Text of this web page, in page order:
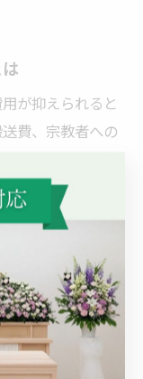
が抑えられると
費、宗教者への
ます。特に羽生
加費用が発生す
間利用や、宗教
る場合がありま
のない計画を立